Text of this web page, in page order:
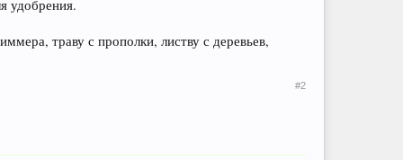
удобрения.
траву с прополки, листву с деревьев,
#2